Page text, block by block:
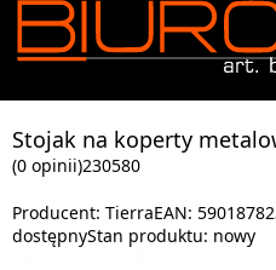
Stojak na koperty
(0 opinii)230580
Producent: TierraEAN:
dostępnyStan produktu: nowy